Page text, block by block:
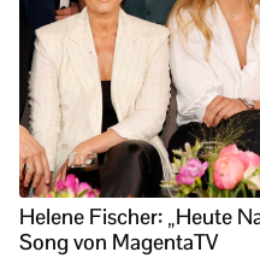
Helene Fischer: „Heute
Song von MagentaTV